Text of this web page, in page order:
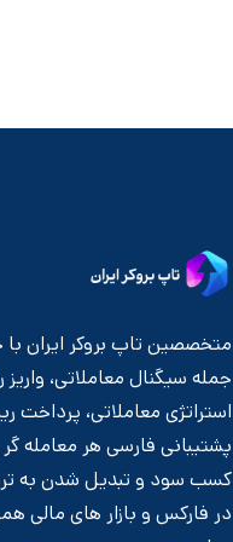
متخصصین تاپ بروکر ایران با
جمله سیگنال معاملاتی، واریز
استراتژی معاملاتی، پرداخت
پشتیبانی فارسی هر معامله گر
کسب سود و تبدیل شدن به
در فارکس و بازار های مالی